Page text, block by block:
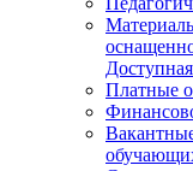
Платные